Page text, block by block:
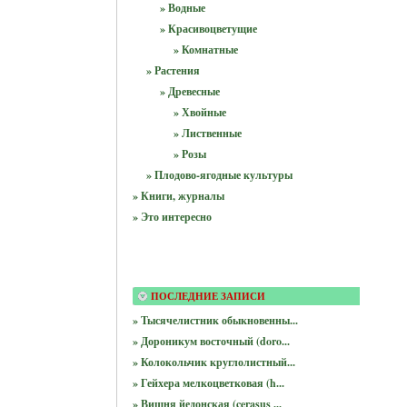
» Водные
» Красивоцветущие
» Комнатные
» Растения
» Древесные
» Хвойные
» Лиственные
» Розы
» Плодово-ягодные культуры
» Книги, журналы
» Это интересно
ПОСЛЕДНИЕ ЗАПИСИ
» Тысячелистник обыкновенны...
» Дороникум восточный (doro...
» Колокольчик круглолистный...
» Гейхера мелкоцветковая (h...
» Вишня йедонская (cerasus ...